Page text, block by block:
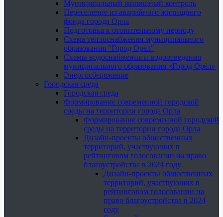
Муниципальный жилищный контроль
Переселение из аварийного жилищного
фонда города Орла
Подготовка к отопительному периоду
Схема теплоснабжения муниципального
образования "Город Орёл"
Схемы водоснабжения и водоотведения
муниципального образования «Город Орёл»
Энергосбережение
Городская среда
Городская среда
Формирование современной городской
среды на территории города Орла
Формирование современной городской
среды на территории города Орла
Дизайн-проекты общественных
территорий, участвующих в
рейтинговом голосовании на право
благоустройства в 2024 году
Дизайн-проекты общественных
территорий, участвующих в
рейтинговом голосовании на
право благоустройства в 2024
году